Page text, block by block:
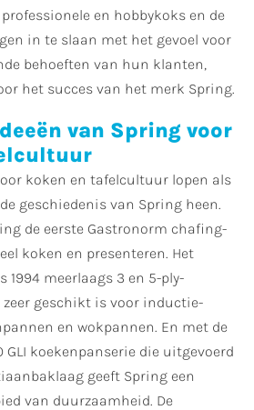
en hobbykoks en de
in te slaan met het gevoel voor
behoeften van hun klanten,
het succes van het merk Spring.
van Spring voor
koken en tafelcultuur lopen als
geschiedenis van Spring heen.
de eerste Gastronorm chafing-
koken en presenteren. Het
meerlaags 3 en 5-ply-
geschikt is voor inductie-
en wokpannen. En met de
GLI koekenpanserie die uitgevoerd
geeft Spring een
van duurzaamheid. De